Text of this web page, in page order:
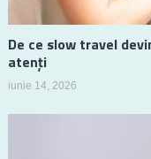
De ce slow travel
atenți
iunie 14, 2026